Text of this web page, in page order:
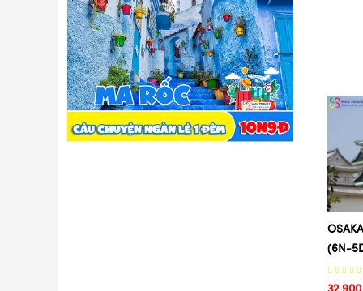
EVERLAND
NAMI
TRƯỢT TUYẾT SKI
NAMSAN
BẢO TÀNG 3D - ĐÁ TUYẾT
HÀN QUỐC
20/02
27/02
03/04
12/03
28/03
14/03
26/03
(6N-